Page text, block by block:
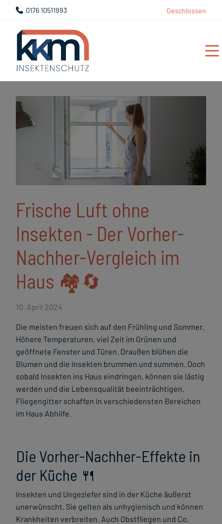
0176 10511993 Geschlossen
Frische Luft ohne
Insekten - Der Vorher-
Nachher-Vergleich im
Haus 🏘️🔄
10. April 2024
Die meisten freuen sich auf den Frühling und Sommer.
Höhere Temperaturen, viel Zeit im Grünen und
geöffnete Fenster und Türen. Draußen blühen die
Blumen und die Insekten brummen und summen. Doch
sobald Insekten ins Haus eindringen, können sie lästig
werden und die Lebensqualität beeinträchtigen.
Fliegengitter schaffen in verschiedensten Bereichen
im Haus Abhilfe.
Die Vorher-Nachher-Effekte in
der Küche 🍴
Insekten und Ungeziefer sind in der Küche äußerst
unerwünscht. Sie gelten als unhygienisch und können
Krankheiten verbreiten. Auch Obstfliegen und Co.